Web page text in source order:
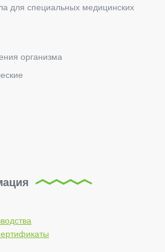
для специальных медицинских
организма